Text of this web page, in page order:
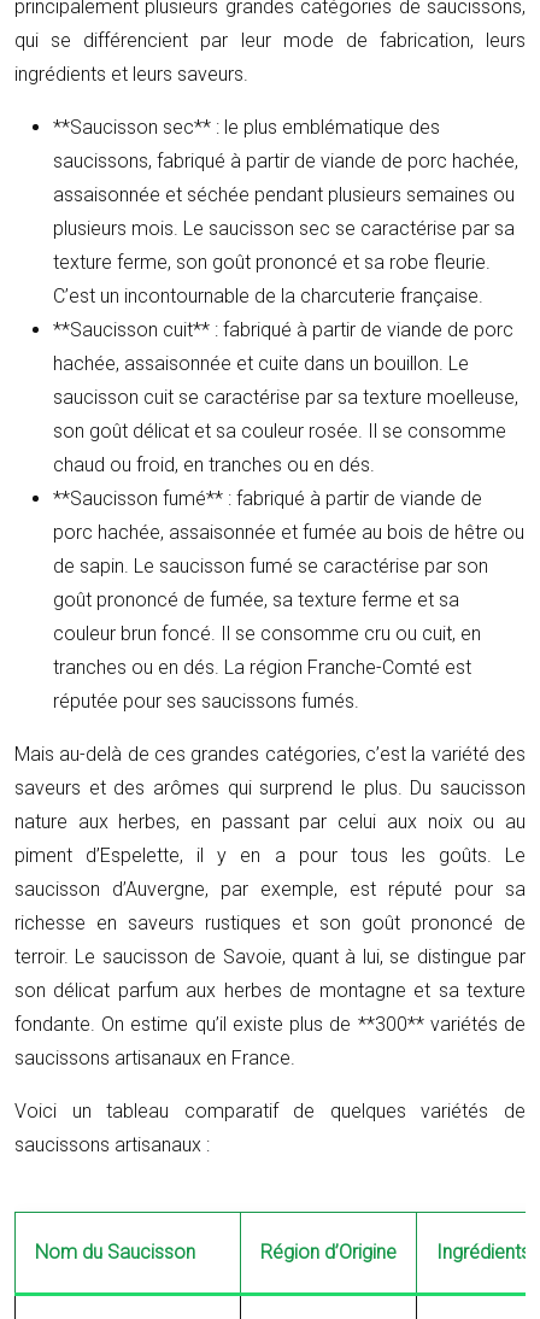
principalement plusieurs grandes catégories de saucissons,
qui se différencient par leur mode de fabrication, leurs
ingrédients et leurs saveurs.
**Saucisson sec** : le plus emblématique des
saucissons, fabriqué à partir de viande de porc hachée,
assaisonnée et séchée pendant plusieurs semaines ou
plusieurs mois. Le saucisson sec se caractérise par sa
texture ferme, son goût prononcé et sa robe fleurie.
C’est un incontournable de la charcuterie française.
**Saucisson cuit** : fabriqué à partir de viande de porc
hachée, assaisonnée et cuite dans un bouillon. Le
saucisson cuit se caractérise par sa texture moelleuse,
son goût délicat et sa couleur rosée. Il se consomme
chaud ou froid, en tranches ou en dés.
**Saucisson fumé** : fabriqué à partir de viande de
porc hachée, assaisonnée et fumée au bois de hêtre ou
de sapin. Le saucisson fumé se caractérise par son
goût prononcé de fumée, sa texture ferme et sa
couleur brun foncé. Il se consomme cru ou cuit, en
tranches ou en dés. La région Franche-Comté est
réputée pour ses saucissons fumés.
Mais au-delà de ces grandes catégories, c’est la variété des
saveurs et des arômes qui surprend le plus. Du saucisson
nature aux herbes, en passant par celui aux noix ou au
piment d’Espelette, il y en a pour tous les goûts. Le
saucisson d’Auvergne, par exemple, est réputé pour sa
richesse en saveurs rustiques et son goût prononcé de
terroir. Le saucisson de Savoie, quant à lui, se distingue par
son délicat parfum aux herbes de montagne et sa texture
fondante. On estime qu’il existe plus de **300** variétés de
saucissons artisanaux en France.
Voici un tableau comparatif de quelques variétés de
saucissons artisanaux :
Nom du Saucisson Région d’Origine Ingrédients